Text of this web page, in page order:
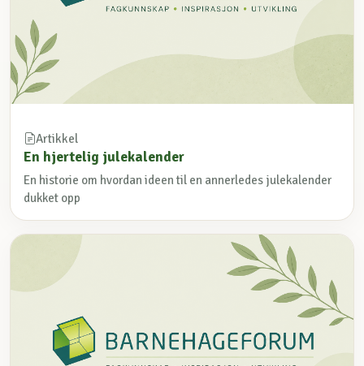
Artikkel
En hjertelig julekalender
En historie om hvordan ideen til en annerledes julekalender
dukket opp